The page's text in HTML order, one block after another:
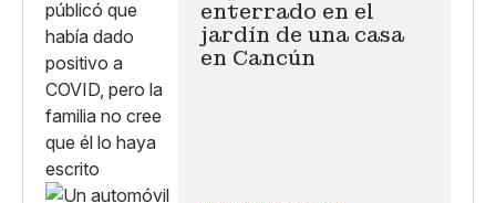
enterrado en el
jardín de una casa
en Cancún